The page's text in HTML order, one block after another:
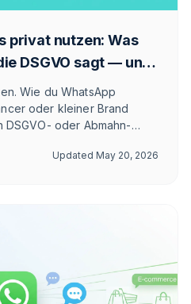
privat nutzen: Was
DSGVO sagt — und
Wie du WhatsApp
oder kleiner Brand
oder Abmahn-
Updated May 20, 2026